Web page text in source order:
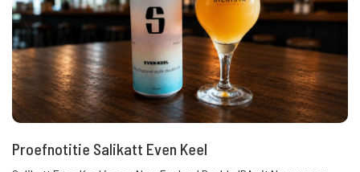
Proefnotitie Salikatt Even Keel